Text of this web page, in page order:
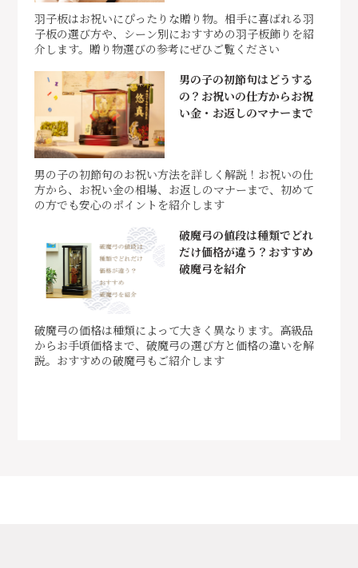
羽子板はお祝いにぴったりな贈り物。相手に喜ばれる羽
子板の選び方や、シーン別におすすめの羽子板飾りを紹
介します。贈り物選びの参考にぜひご覧ください
男の子の初節句はどうする
の？お祝いの仕方からお祝
い金・お返しのマナーまで
男の子の初節句のお祝い方法を詳しく解説！お祝いの仕
方から、お祝い金の相場、お返しのマナーまで、初めて
の方でも安心のポイントを紹介します
破魔弓の値段は種類でどれ
だけ価格が違う？おすすめ
破魔弓を紹介
破魔弓の価格は種類によって大きく異なります。高級品
からお手頃価格まで、破魔弓の選び方と価格の違いを解
説。おすすめの破魔弓もご紹介します